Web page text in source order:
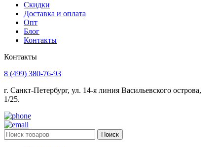
Скидки
Доставка и оплата
Опт
Блог
Контакты
Контакты
8 (499) 380-76-93
г. Санкт-Петербург, ул. 14-я линия Васильевского острова,
1/25.
Поиск